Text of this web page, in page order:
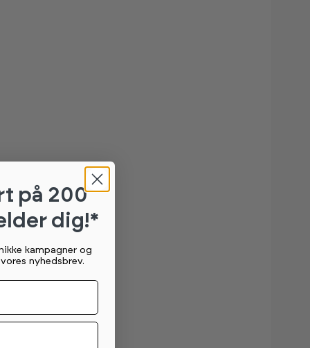
på 200
dig!*
kampagner og
nyhedsbrev.